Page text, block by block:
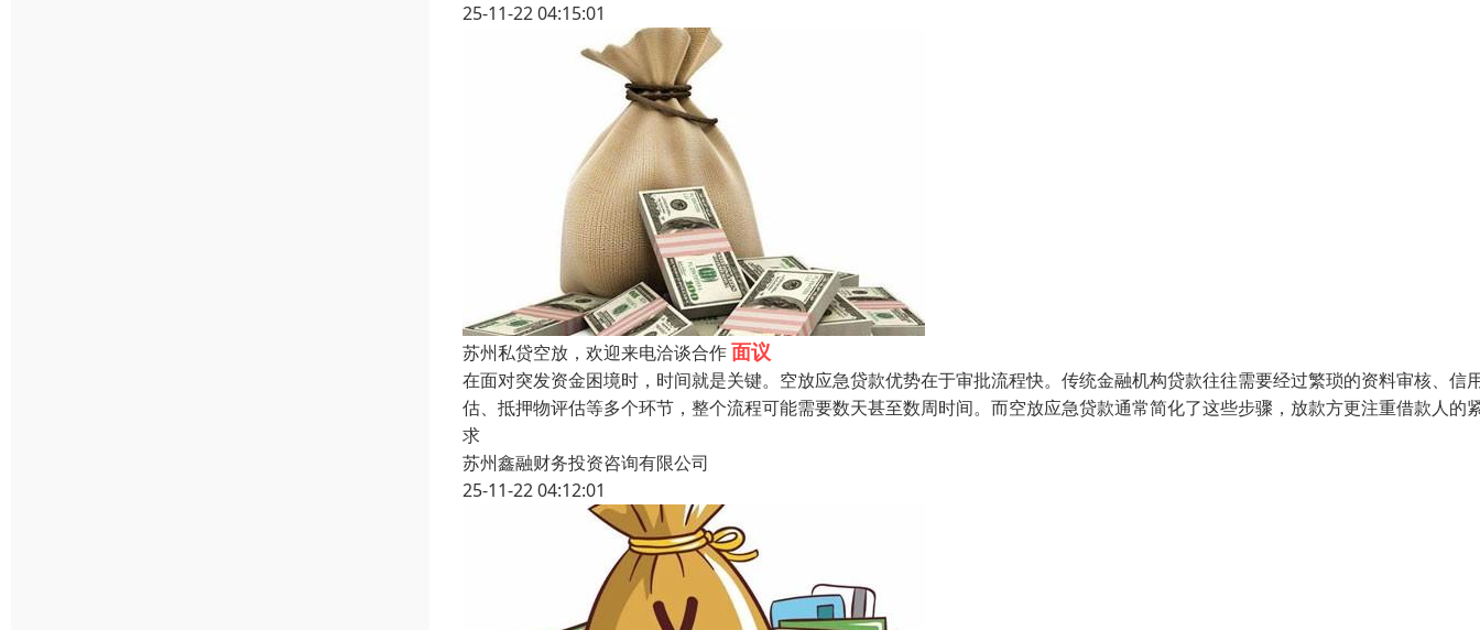
25-11-22 04:15:01
苏州私贷空放，欢迎来电洽谈合作面议
在面对突发资金困境时，时间就是关键。空放应急贷款优势在于审批流程快。传统金融机构贷款往往需要经过繁琐的资料审核、信
估、抵押物评估等多个环节，整个流程可能需要数天甚至数周时间。而空放应急贷款通常简化了这些步骤，放款方更注重借款人的
求
苏州鑫融财务投资咨询有限公司
25-11-22 04:12:01